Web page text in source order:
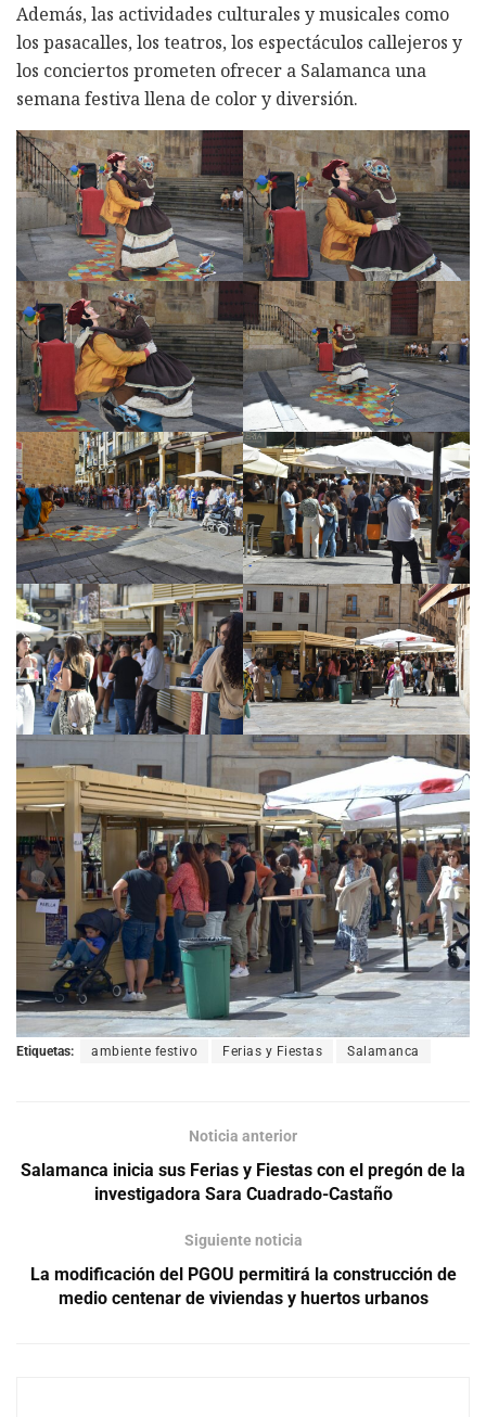
Además, las actividades culturales y musicales como
los pasacalles, los teatros, los espectáculos callejeros y
los conciertos prometen ofrecer a Salamanca una
semana festiva llena de color y diversión.
Etiquetas: ambiente festivo Ferias y Fiestas Salamanca
Noticia anterior
Salamanca inicia sus Ferias y Fiestas con el pregón de la
investigadora Sara Cuadrado-Castaño
Siguiente noticia
La modificación del PGOU permitirá la construcción de
medio centenar de viviendas y huertos urbanos